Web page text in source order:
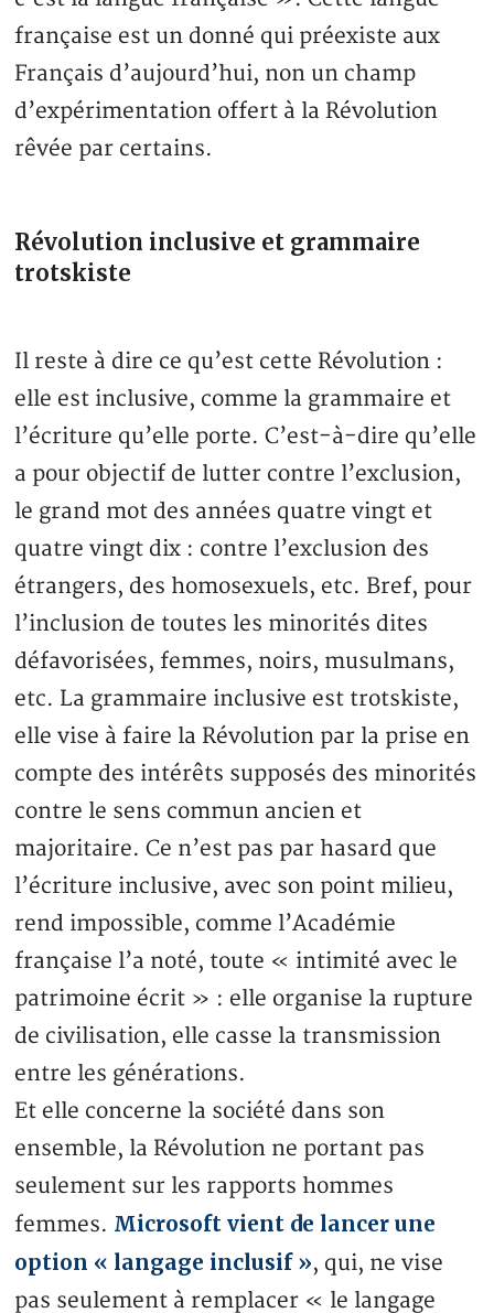
française est un donné qui préexiste aux
Français d’aujourd’hui, non un champ
d’expérimentation offert à la Révolution
rêvée par certains.
Révolution inclusive et grammaire
trotskiste
Il reste à dire ce qu’est cette Révolution :
elle est inclusive, comme la grammaire et
l’écriture qu’elle porte. C’est-à-dire qu’elle
a pour objectif de lutter contre l’exclusion,
le grand mot des années quatre vingt et
quatre vingt dix : contre l’exclusion des
étrangers, des homosexuels, etc. Bref, pour
l’inclusion de toutes les minorités dites
défavorisées, femmes, noirs, musulmans,
etc. La grammaire inclusive est trotskiste,
elle vise à faire la Révolution par la prise en
compte des intérêts supposés des minorités
contre le sens commun ancien et
majoritaire. Ce n’est pas par hasard que
l’écriture inclusive, avec son point milieu,
rend impossible, comme l’Académie
française l’a noté, toute « intimité avec le
patrimoine écrit » : elle organise la rupture
de civilisation, elle casse la transmission
entre les générations.
Et elle concerne la société dans son
ensemble, la Révolution ne portant pas
seulement sur les rapports hommes
femmes. Microsoft vient de lancer une
option « langage inclusif », qui, ne vise
pas seulement à remplacer « le langage